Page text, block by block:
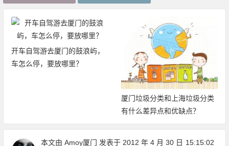
开车自驾游去厦门的鼓浪屿，
车怎么停，要放哪里？
厦门垃圾分类和上海垃圾分类
有什么差异点和优缺点？
本文由 Amoy厦门 发表于 2012 年 4 月 30 日 15:15:02